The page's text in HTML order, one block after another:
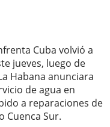
Cuba volvió a
jueves, luego de
Habana anunciara
de agua en
a reparaciones de
Cuenca Sur.